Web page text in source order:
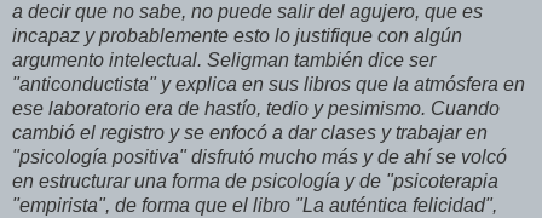
a decir que no sabe, no puede salir del agujero, que es
incapaz y probablemente esto lo justifique con algún
argumento intelectual. Seligman también dice ser
"anticonductista" y explica en sus libros que la atmósfera en
ese laboratorio era de hastío, tedio y pesimismo. Cuando
cambió el registro y se enfocó a dar clases y trabajar en
"psicología positiva" disfrutó mucho más y de ahí se volcó
en estructurar una forma de psicología y de "psicoterapia
"empirista", de forma que el libro "La auténtica felicidad",